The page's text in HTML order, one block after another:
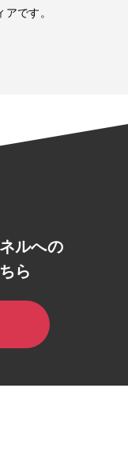
です。
ルへの
ら